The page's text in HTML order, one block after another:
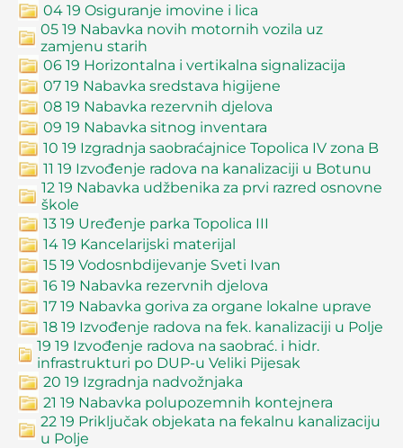
04 19 Osiguranje imovine i lica
05 19 Nabavka novih motornih vozila uz
zamjenu starih
06 19 Horizontalna i vertikalna signalizacija
07 19 Nabavka sredstava higijene
08 19 Nabavka rezervnih djelova
09 19 Nabavka sitnog inventara
10 19 Izgradnja saobraćajnice Topolica IV zona B
11 19 Izvođenje radova na kanalizaciji u Botunu
12 19 Nabavka udžbenika za prvi razred osnovne
škole
13 19 Uređenje parka Topolica III
14 19 Kancelarijski materijal
15 19 Vodosnbdijevanje Sveti Ivan
16 19 Nabavka rezervnih djelova
17 19 Nabavka goriva za organe lokalne uprave
18 19 Izvođenje radova na fek. kanalizaciji u Polje
19 19 Izvođenje radova na saobrać. i hidr.
infrastrukturi po DUP-u Veliki Pijesak
20 19 Izgradnja nadvožnjaka
21 19 Nabavka polupozemnih kontejnera
22 19 Priključak objekata na fekalnu kanalizaciju
u Polje